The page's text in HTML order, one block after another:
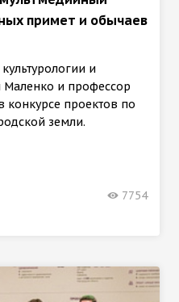
примет и обычаев
и
и профессор
конкурсе проектов по
земли.
7754